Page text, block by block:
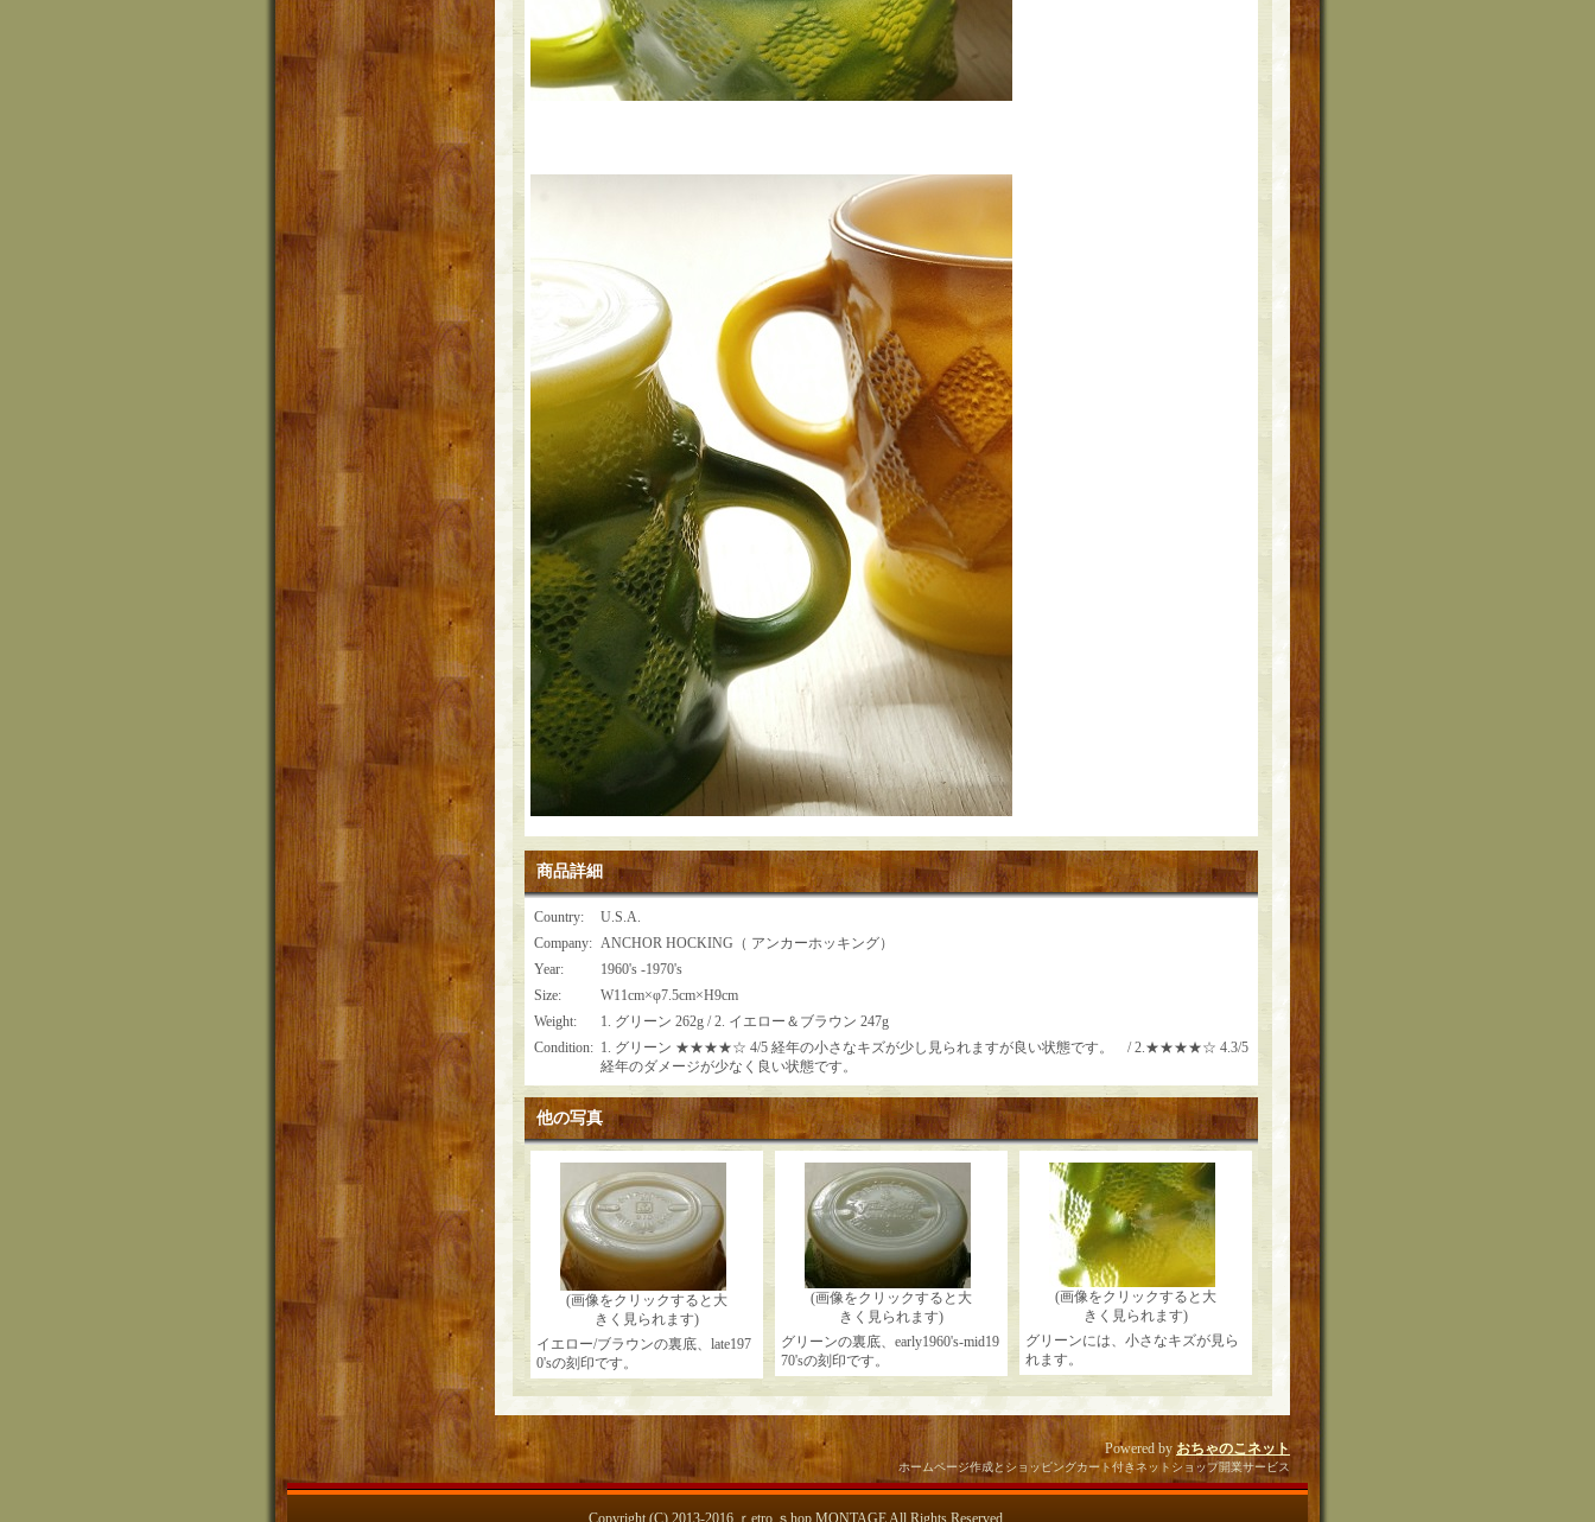
商品詳細
Country:
U.S.A.
Company: ANCHOR HOCKING（ アンカーホッキング）
Year:
1960's -1970's
Size:
W11cm×φ7.5cm×H9cm
Weight:
1. グリーン 262g / 2. イエロー＆ブラウン 247g
Condition: 1. グリーン ★★★★☆ 4/5 経年の小さなキズが少し見られますが良い状態です。 / 2.★★★★☆ 4.3/5
経年のダメージが少なく良い状態です。
他の写真
(画像をクリックすると大
きく見られます)
イエロー/ブラウンの裏底、late197
0'sの刻印です。
(画像をクリックすると大
きく見られます)
グリーンの裏底、early1960's-mid19
70'sの刻印です。
(画像をクリックすると大
きく見られます)
グリーンには、小さなキズが見ら
れます。
Powered by おちゃのこネット
ホームページ作成とショッピングカート付きネットショップ開業サービス
Copyright (C) 2013-2016 ｒetro ｓhop MONTAGE All Rights Reserved.